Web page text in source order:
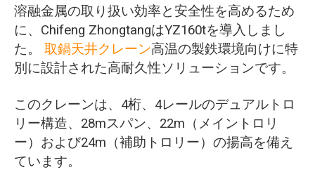
溶融金属の取り扱い効率と安全性を高めるため
に、Chifeng ZhongtangはYZ160tを導入しまし
た。 取鍋天井クレーン高温の製鉄環境向けに特
別に設計された高耐久性ソリューションです。
このクレーンは、4桁、4レールのデュアルトロ
リー構造、28mスパン、22m（メイントロリ
ー）および24m（補助トロリー）の揚高を備え
ています。